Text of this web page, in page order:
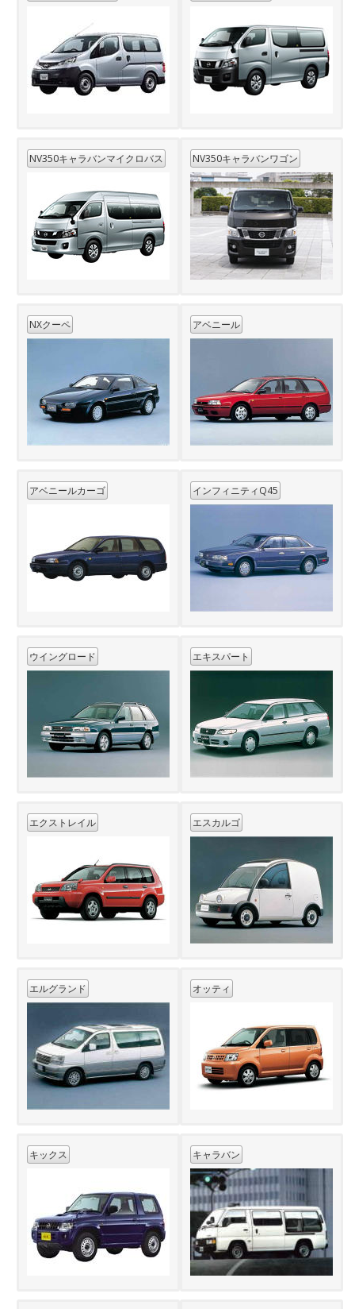
NV350キャラバンマイクロバス NV350キャラバンワゴン
NXクーペ アベニール
アベニールカーゴ インフィニティQ45
ウイングロード エキスパート
エクストレイル エスカルゴ
エルグランド オッティ
キックス キャラバン